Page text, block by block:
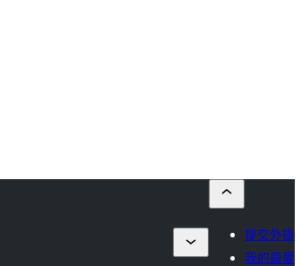
提交外掛
我的最愛